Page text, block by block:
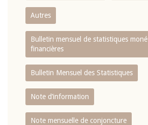
Autres
Bulletin mensuel de statistiques
financières
Bulletin Mensuel des Statistiques
Note d’information
Note mensuelle de conjoncture